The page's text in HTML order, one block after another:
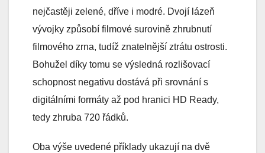
nejčastěji zelené, dříve i modré. Dvojí lázeň
vývojky způsobí filmové surovině zhrubnutí
filmového zrna, tudíž znatelnější ztrátu ostrosti.
Bohužel díky tomu se výsledná rozlišovací
schopnost negativu dostává při srovnání s
digitálními formáty až pod hranici HD Ready,
tedy zhruba 720 řádků.
Oba výše uvedené příklady ukazují na dvě